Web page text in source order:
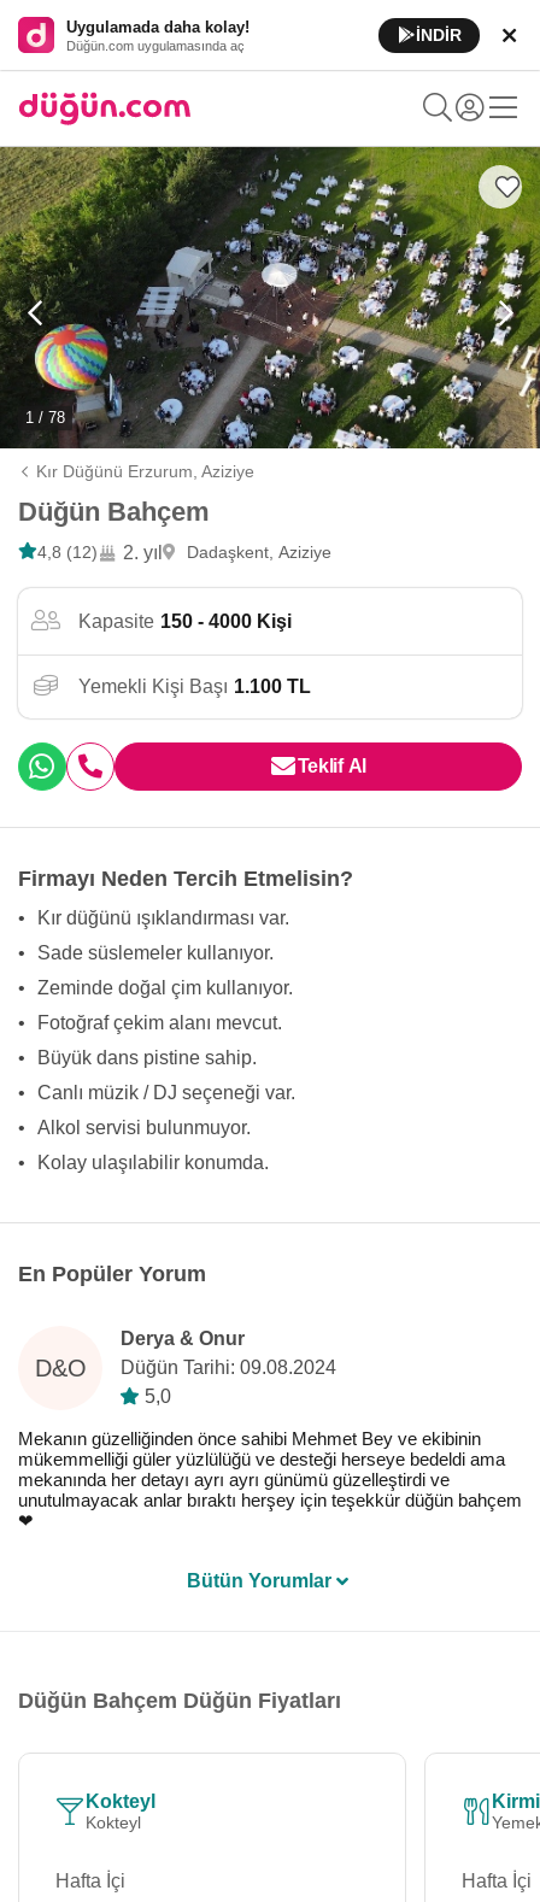
Uygulamada daha kolay!
Düğün.com uygulamasında aç
İNDİR
1 / 78
Kır Düğünü Erzurum,Aziziye
Düğün Bahçem
4,8 (12) 2. yıl Dadaşkent, Aziziye
Kapasite 150 - 4000 Kişi
Yemekli Kişi Başı 1.100 TL
Teklif Al
Firmayı Neden Tercih Etmelisin?
•
Kır düğünü ışıklandırması var.
•
Sade süslemeler kullanıyor.
•
Zeminde doğal çim kullanıyor.
•
Fotoğraf çekim alanı mevcut.
•
Büyük dans pistine sahip.
•
Canlı müzik / DJ seçeneği var.
•
Alkol servisi bulunmuyor.
•
Kolay ulaşılabilir konumda.
En Popüler Yorum
D&O
Derya & Onur
Düğün Tarihi: 09.08.2024
5,0
Mekanın güzelliğinden önce sahibi Mehmet Bey ve ekibinin
mükemmelliği güler yüzlülüğü ve desteği herseye bedeldi ama
mekanında her detayı ayrı ayrı günümü güzelleştirdi ve
unutulmayacak anlar bıraktı herşey için teşekkür düğün bahçem
❤️
Bütün Yorumlar
Düğün Bahçem Düğün Fiyatları
Kokteyl
Kokteyl
Hafta İçi
Hafta İçi